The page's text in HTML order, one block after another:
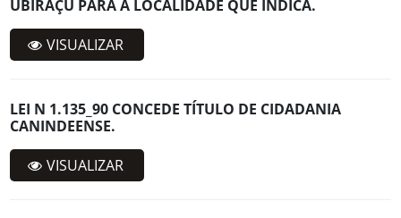
UBIRAÇU PARA A LOCALIDADE QUE INDICA.
VISUALIZAR
LEI N 1.135_90 CONCEDE TÍTULO DE CIDADANIA
CANINDEENSE.
VISUALIZAR